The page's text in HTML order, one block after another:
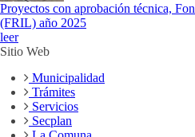
Proyectos con aprobación técnica,
(FRIL) año 2025
leer
Sitio Web
Municipalidad
Trámites
Servicios
Secplan